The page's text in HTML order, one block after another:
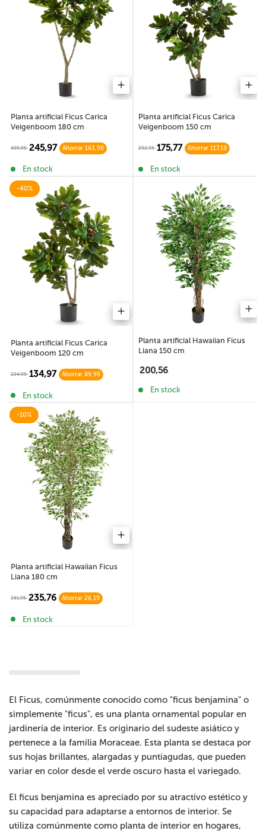
Planta artificial Ficus Carica
Veigenboom 180 cm
409,95 245,97 Ahorrar 163,98
En stock
Planta artificial Ficus Carica
Veigenboom 150 cm
292,95 175,77 Ahorrar 117,18
En stock
-40%
Planta artificial Ficus Carica
Veigenboom 120 cm
224,95 134,97 Ahorrar 89,98
En stock
Planta artificial Hawaiian Ficus
Liana 150 cm
200,56
En stock
-10%
Planta artificial Hawaiian Ficus
Liana 180 cm
261,95 235,76 Ahorrar 26,19
En stock
El Ficus, comúnmente conocido como "ficus benjamina" o
simplemente "ficus", es una planta ornamental popular en
jardinería de interior. Es originario del sudeste asiático y
pertenece a la familia Moraceae. Esta planta se destaca por
sus hojas brillantes, alargadas y puntiagudas, que pueden
variar en color desde el verde oscuro hasta el variegado.
El ficus benjamina es apreciado por su atractivo estético y
su capacidad para adaptarse a entornos de interior. Se
utiliza comúnmente como planta de interior en hogares,